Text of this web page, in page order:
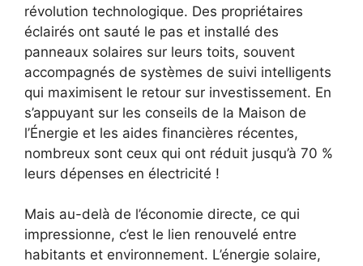
révolution technologique. Des propriétaires
éclairés ont sauté le pas et installé des
panneaux solaires sur leurs toits, souvent
accompagnés de systèmes de suivi intelligents
qui maximisent le retour sur investissement. En
s’appuyant sur les conseils de la Maison de
l’Énergie et les aides financières récentes,
nombreux sont ceux qui ont réduit jusqu’à 70 %
leurs dépenses en électricité !
Mais au-delà de l’économie directe, ce qui
impressionne, c’est le lien renouvelé entre
habitants et environnement. L’énergie solaire,